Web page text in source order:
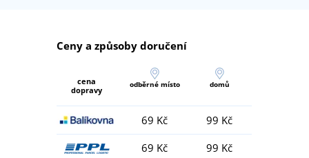
Ceny a způsoby doručení
cena
dopravy
odběrné místo domů
69 Kč
99 Kč
69 Kč
99 Kč